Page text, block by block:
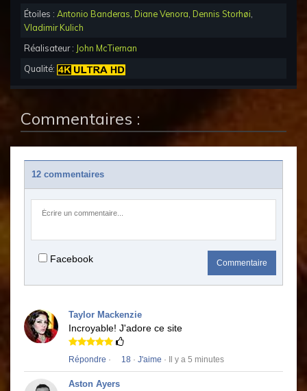
Étoiles : Antonio Banderas Diane Venora Dennis Storhøi
Vladimir Kulich
Réalisateur : John McTiernan
Qualité:
Commentaires :
12 commentaires
Facebook Commentaire
Taylor Mackenzie
Incroyable! J'adore ce site
Répondre · 18 · J'aime · Il y a 5 minutes
Aston Ayers